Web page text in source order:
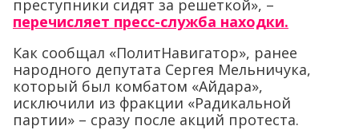
преступники сидят за решеткой», –
перечисляет пресс-служба находки.
Как сообщал «ПолитНавигатор», ранее
народного депутата Сергея Мельничука,
который был комбатом «Айдара»,
исключили из фракции «Радикальной
партии» – сразу после акций протеста.